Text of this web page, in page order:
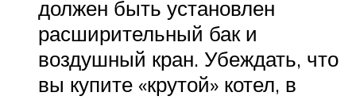
должен быть установлен
расширительный бак и
воздушный кран. Убеждать, что
вы купите «крутой» котел, в